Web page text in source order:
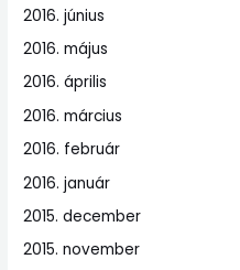
2016. június
2016. május
2016. április
2016. március
2016. február
2016. január
2015. december
2015. november